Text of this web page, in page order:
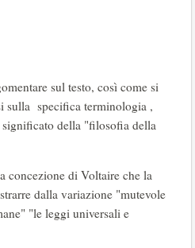
sul testo, così come si
sulla specifica terminologia ,
della "filosofia della
concezione di Voltaire che la
dalla variazione "mutevole
"le leggi universali e